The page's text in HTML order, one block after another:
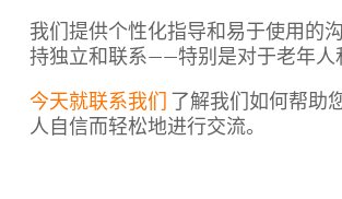
我们提供个性化指导和易于使用的
持独立和联系——特别是对于老年人
今天就联系我们 了解我们如何帮助
人自信而轻松地进行交流。